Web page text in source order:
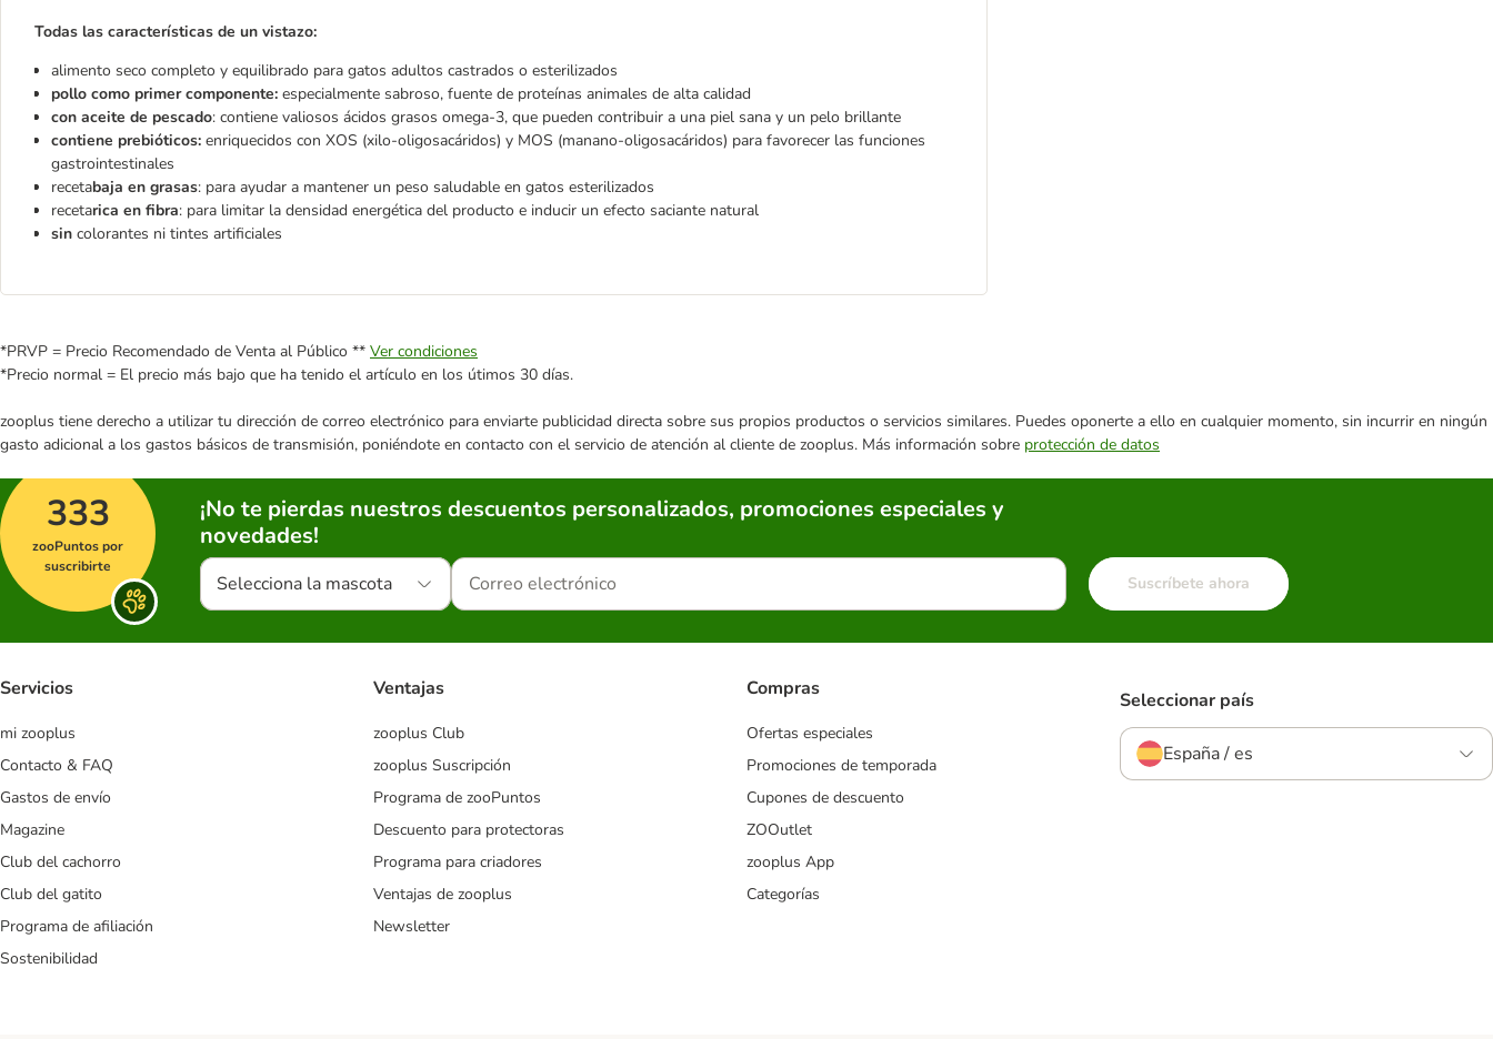
Todas las características de un vistazo:
alimento seco completo y equilibrado para gatos adultos castrados o esterilizados
pollo como primer componente: especialmente sabroso, fuente de proteínas animales de alta calidad
con aceite de pescado: contiene valiosos ácidos grasos omega-3, que pueden contribuir a una piel sana y un pelo brillante
contiene prebióticos: enriquecidos con XOS (xilo-oligosacáridos) y MOS (manano-oligosacáridos) para favorecer las funciones
gastrointestinales
recetabaja en grasas: para ayudar a mantener un peso saludable en gatos esterilizados
recetarica en fibra: para limitar la densidad energética del producto e inducir un efecto saciante natural
sin colorantes ni tintes artificiales
*PRVP = Precio Recomendado de Venta al Público ** Ver condiciones
*Precio normal = El precio más bajo que ha tenido el artículo en los útimos 30 días.
zooplus tiene derecho a utilizar tu dirección de correo electrónico para enviarte publicidad directa sobre sus propios productos o servicios similares. Puedes oponerte a ello en cualquier momento, sin incurrir en ningún
gasto adicional a los gastos básicos de transmisión, poniéndote en contacto con el servicio de atención al cliente de zooplus. Más información sobre protección de datos
333
zooPuntos por
suscribirte
¡No te pierdas nuestros descuentos personalizados, promociones especiales y
novedades!
Selecciona la mascota Suscríbete ahora
Servicios
mi zooplus
Contacto & FAQ
Gastos de envío
Magazine
Club del cachorro
Club del gatito
Programa de afiliación
Sostenibilidad
Ventajas
zooplus Club
zooplus Suscripción
Programa de zooPuntos
Descuento para protectoras
Programa para criadores
Ventajas de zooplus
Newsletter
Compras
Ofertas especiales
Promociones de temporada
Cupones de descuento
ZOOutlet
zooplus App
Categorías
Seleccionar país
España / es